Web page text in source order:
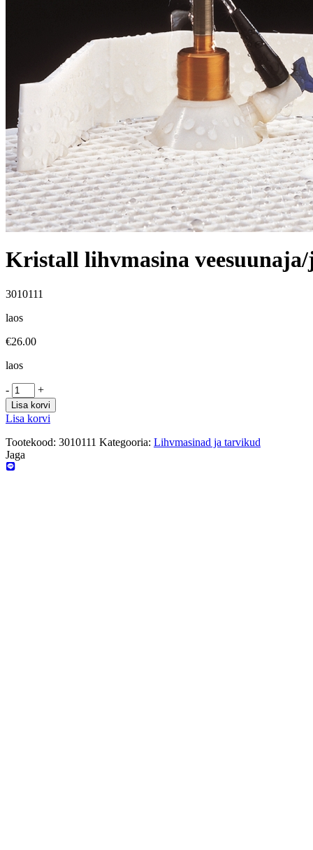
Kristall lihvmasina
3010111
laos
€26.00
laos
- +
Lisa korvi
Lisa korvi
Tootekood: 3010111 Kategooria: Lihvmasinad ja tarvikud
Jaga